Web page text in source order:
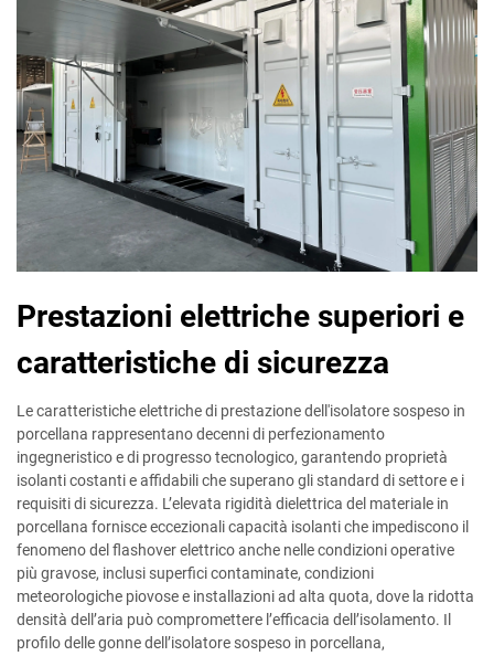
Prestazioni elettriche superiori e
caratteristiche di sicurezza
Le caratteristiche elettriche di prestazione dell'isolatore sospeso in
porcellana rappresentano decenni di perfezionamento
ingegneristico e di progresso tecnologico, garantendo proprietà
isolanti costanti e affidabili che superano gli standard di settore e i
requisiti di sicurezza. L’elevata rigidità dielettrica del materiale in
porcellana fornisce eccezionali capacità isolanti che impediscono il
fenomeno del flashover elettrico anche nelle condizioni operative
più gravose, inclusi superfici contaminate, condizioni
meteorologiche piovose e installazioni ad alta quota, dove la ridotta
densità dell’aria può compromettere l’efficacia dell’isolamento. Il
profilo delle gonne dell’isolatore sospeso in porcellana,